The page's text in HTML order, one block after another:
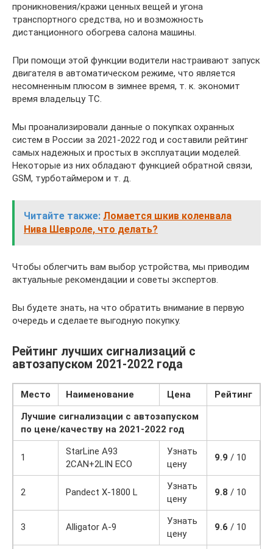
проникновения/кражи ценных вещей и угона
транспортного средства, но и возможность
дистанционного обогрева салона машины.
При помощи этой функции водители настраивают запуск
двигателя в автоматическом режиме, что является
несомненным плюсом в зимнее время, т. к. экономит
время владельцу ТС.
Мы проанализировали данные о покупках охранных
систем в России за 2021-2022 год и составили рейтинг
самых надежных и простых в эксплуатации моделей.
Некоторые из них обладают функцией обратной связи,
GSM, турботаймером и т. д.
Читайте также: Ломается шкив коленвала
Нива Шевроле, что делать?
Чтобы облегчить вам выбор устройства, мы приводим
актуальные рекомендации и советы экспертов.
Вы будете знать, на что обратить внимание в первую
очередь и сделаете выгодную покупку.
Рейтинг лучших сигнализаций с
автозапуском 2021-2022 года
Место Наименование Цена
Рейтинг
Лучшие сигнализации с автозапуском
по цене/качеству на 2021-2022 год
1
StarLine A93
2CAN+2LIN ECO
Узнать
цену
9.9 / 10
2 Pandect X-1800 L
Узнать
цену
9.8 / 10
3 Alligator A-9
Узнать
цену
9.6 / 10